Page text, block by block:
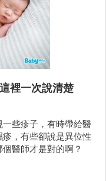
裡一次說清楚
些疹子，有時帶給醫
，有些卻說是異位性
醫師才是對的啊？